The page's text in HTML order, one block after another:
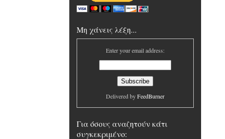
Μη χάνεις λέξη...
Enter your email address:
Delivered byFeedBurner
Για όσους αναζητούν κάτι
συγκεκριμένο: